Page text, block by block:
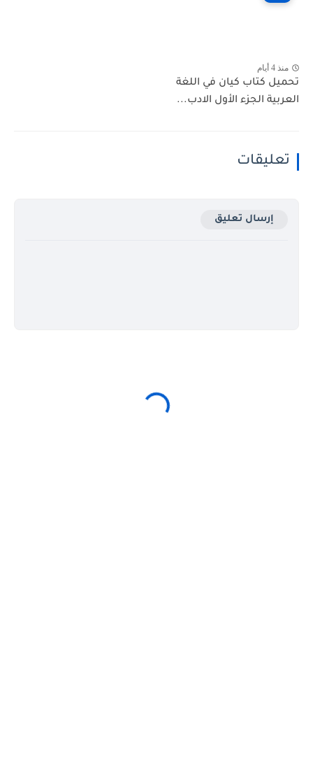
منذ 4 أيام
تحميل كتاب كيان في اللغة
العربية الجزء الأول الادب...
تعليقات
إرسال تعليق